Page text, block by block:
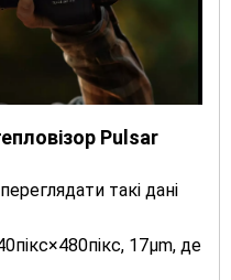
Pulsar
такі дані
17µm, де